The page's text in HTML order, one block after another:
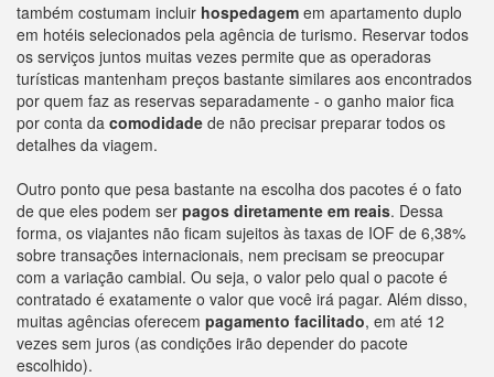
também costumam incluir hospedagem em apartamento duplo
em hotéis selecionados pela agência de turismo. Reservar todos
os serviços juntos muitas vezes permite que as operadoras
turísticas mantenham preços bastante similares aos encontrados
por quem faz as reservas separadamente - o ganho maior fica
por conta da comodidade de não precisar preparar todos os
detalhes da viagem.
Outro ponto que pesa bastante na escolha dos pacotes é o fato
de que eles podem ser pagos diretamente em reais. Dessa
forma, os viajantes não ficam sujeitos às taxas de IOF de 6,38%
sobre transações internacionais, nem precisam se preocupar
com a variação cambial. Ou seja, o valor pelo qual o pacote é
contratado é exatamente o valor que você irá pagar. Além disso,
muitas agências oferecem pagamento facilitado, em até 12
vezes sem juros (as condições irão depender do pacote
escolhido).